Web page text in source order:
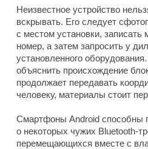
Неизвестное устройство
вскрывать. Его следует
с местом установки, записать
номер, а затем запросить у
установленного
объяснить происхождение
продолжает передавать
человеку, материалы стоит
Смартфоны Android способны
о некоторых чужих Bluetooth-
перемещающихся вместе с